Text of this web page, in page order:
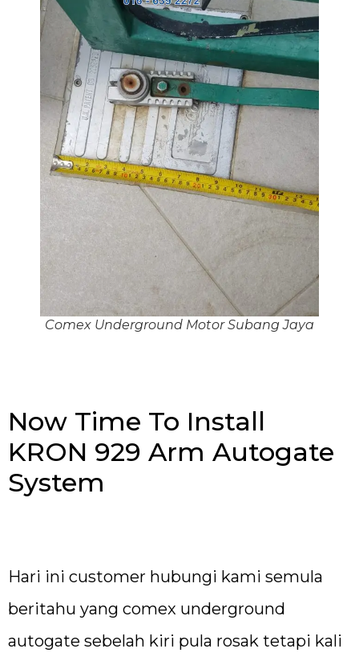
Comex Underground Motor Subang Jaya
Now Time To Install
KRON 929 Arm Autogate
System
Hari ini customer hubungi kami semula
beritahu yang comex underground
autogate sebelah kiri pula rosak tetapi kali